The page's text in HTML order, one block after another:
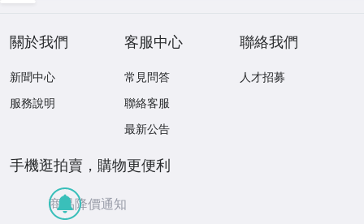
關於我們
新聞中心
服務說明
客服中心
常見問答
聯絡客服
最新公告
聯絡我們
人才招募
手機逛拍賣，購物更便利
商品降價通知